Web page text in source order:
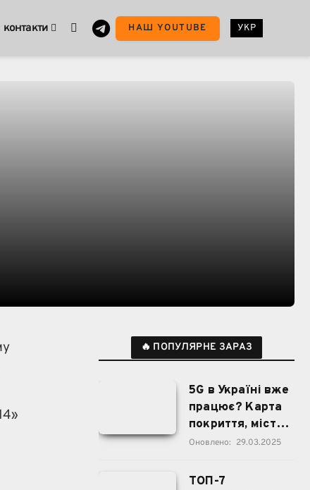
контакти НАШ YOUTUBE УКР
🔥 ПОПУЛЯРНЕ ЗАРАЗ
5G в Україні вже
працює? Карта
покриття, міста,
дата запуску
Оновлено: 29.03.2025
ТОП-7